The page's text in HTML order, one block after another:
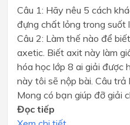
Câu 1: Hãy nêu 5 cách
đựng chất lỏng trong suốt
Câu 2: Làm thế nào để
axetic. Biết axit này làm
hóa học lớp 8 ai giải được
này tôi sẽ nộp bài. Câu
Mong có bạn giúp đỡ giải
Đọc tiếp